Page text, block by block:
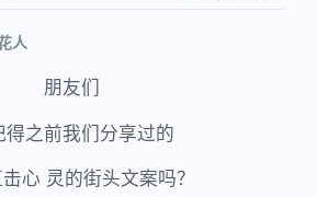
人
朋友们
得之前我们分享过的
心 灵的街头文案吗？